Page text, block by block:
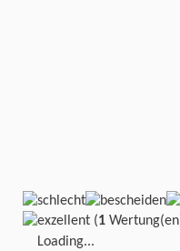
(1
Loading...